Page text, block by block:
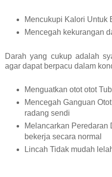
Mencukupi Kalori Untuk
Mencegah kekurangan
Darah yang cukup adalah
agar dapat berpacu dalam
Menguatkan otot otot
Mencegah Ganguan
radang sendi
Melancarkan Peredaran
bekerja secara normal
Lincah Tidak mudah